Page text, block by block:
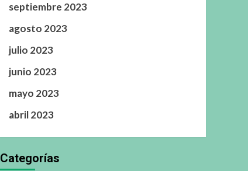
septiembre 2023
agosto 2023
julio 2023
junio 2023
mayo 2023
abril 2023
Categorías